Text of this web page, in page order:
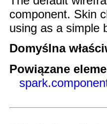
component. Skin
using as a simple
Domyślna
Powiązane